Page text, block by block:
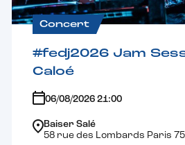
Concert
#fedj2026 Jam
Caloé
06/08/2026 21:00
Baiser Salé
58 rue des Lombards Paris